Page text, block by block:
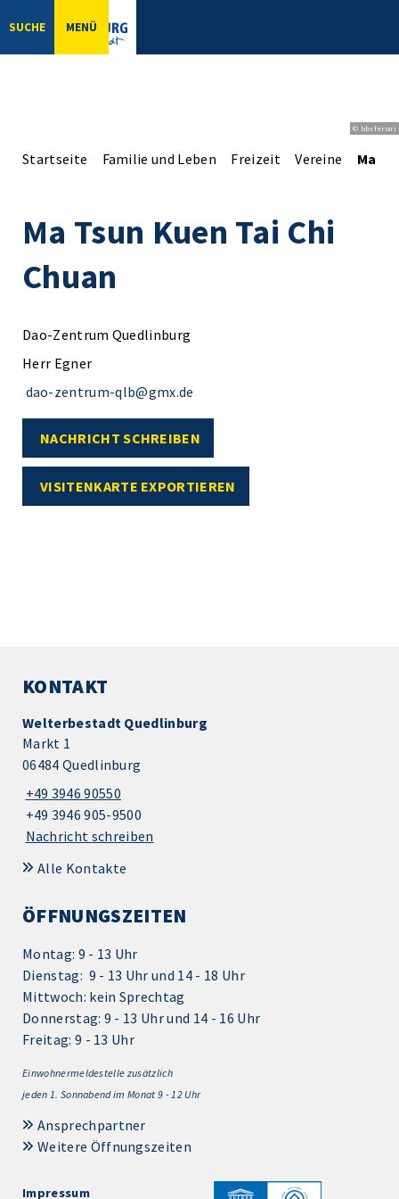
SUCHE MENÜ
© bbsferrari
Startseite Familie und Leben Freizeit Vereine Ma
Ma Tsun Kuen Tai Chi
Chuan
Dao-Zentrum Quedlinburg
Herr Egner
dao-zentrum-qlb@gmx.de
NACHRICHT SCHREIBEN
VISITENKARTE EXPORTIEREN
KONTAKT
Welterbestadt Quedlinburg
Markt 1
06484 Quedlinburg
+49 3946 90550
+49 3946 905-9500
Nachricht schreiben
Alle Kontakte
ÖFFNUNGSZEITEN
Montag: 9 - 13 Uhr
Dienstag: 9 - 13 Uhr und 14 - 18 Uhr
Mittwoch: kein Sprechtag
Donnerstag: 9 - 13 Uhr und 14 - 16 Uhr
Freitag: 9 - 13 Uhr
Einwohnermeldestelle zusätzlich
jeden 1. Sonnabend im Monat 9 - 12 Uhr
Ansprechpartner
Weitere Öffnungszeiten
Impressum